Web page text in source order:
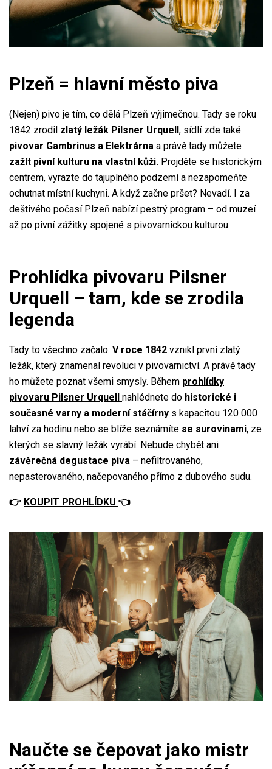
Plzeň = hlavní město piva
(Nejen) pivo je tím, co dělá Plzeň výjimečnou. Tady se roku
1842 zrodil zlatý ležák Pilsner Urquell, sídlí zde také
pivovar Gambrinus a Elektrárna a právě tady můžete
zažít pivní kulturu na vlastní kůži. Projděte se historickým
centrem, vyrazte do tajuplného podzemí a nezapomeňte
ochutnat místní kuchyni. A když začne pršet? Nevadí. I za
deštivého počasí Plzeň nabízí pestrý program – od muzeí
až po pivní zážitky spojené s pivovarnickou kulturou.
Prohlídka pivovaru Pilsner
Urquell – tam, kde se zrodila
legenda
Tady to všechno začalo. V roce 1842 vznikl první zlatý
ležák, který znamenal revoluci v pivovarnictví. A právě tady
ho můžete poznat všemi smysly. Během prohlídky
pivovaru Pilsner Urquell nahlédnete do historické i
současné varny a moderní stáčírny s kapacitou 120 000
lahví za hodinu nebo se blíže seznámíte se surovinami, ze
kterých se slavný ležák vyrábí. Nebude chybět ani
závěrečná degustace piva – nefiltrovaného,
nepasterovaného, načepovaného přímo z dubového sudu.
👉 KOUPIT PROHLÍDKU 👈
Naučte se čepovat jako mistr